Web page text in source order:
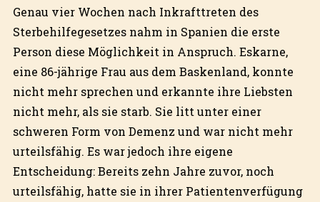
Genau vier Wochen nach Inkrafttreten des
Sterbehilfegesetzes nahm in Spanien die erste
Person diese Möglichkeit in Anspruch. Eskarne,
eine 86-jährige Frau aus dem Baskenland, konnte
nicht mehr sprechen und erkannte ihre Liebsten
nicht mehr, als sie starb. Sie litt unter einer
schweren Form von Demenz und war nicht mehr
urteilsfähig. Es war jedoch ihre eigene
Entscheidung: Bereits zehn Jahre zuvor, noch
urteilsfähig, hatte sie in ihrer Patientenverfügung